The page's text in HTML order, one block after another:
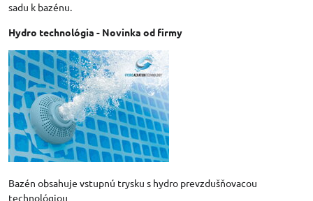
sadu k bazénu.
Hydro technológia - Novinka od firmy
Bazén obsahuje vstupnú trysku s hydro prevzdušňovacou
technológiou